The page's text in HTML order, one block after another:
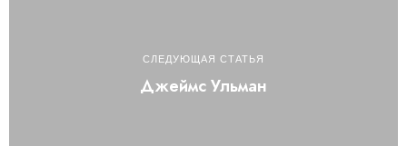
СЛЕДУЮЩАЯ СТАТЬЯ
Джеймс Ульман